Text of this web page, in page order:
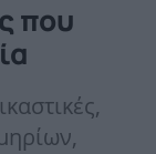
που